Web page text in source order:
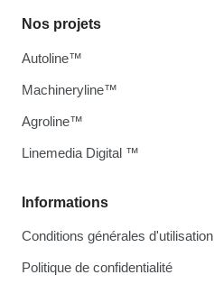
Informations
Conditions générales d'utilisation
Politique de confidentialité
Nos projets
Autoline™
Machineryline™
Agroline™
Linemedia Digital ™